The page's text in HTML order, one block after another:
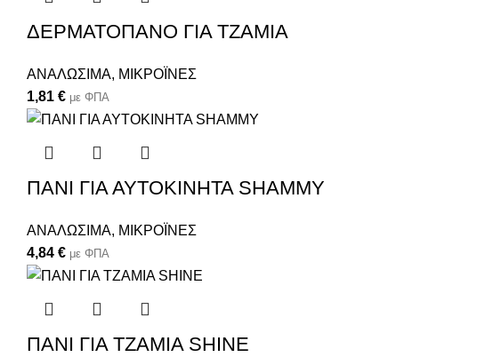
ΔΕΡΜΑΤΟΠΑΝΟ ΓΙΑ ΤΖΑΜΙΑ
ΑΝΑΛΩΣΙΜΑ, ΜΙΚΡΟΪΝΕΣ
1,81 € με ΦΠΑ
ΠΑΝΙ ΓΙΑ ΑΥΤΟΚΙΝΗΤΑ SHAMMY
ΑΝΑΛΩΣΙΜΑ, ΜΙΚΡΟΪΝΕΣ
4,84 € με ΦΠΑ
ΠΑΝΙ ΓΙΑ ΤΖΑΜΙΑ SHINE